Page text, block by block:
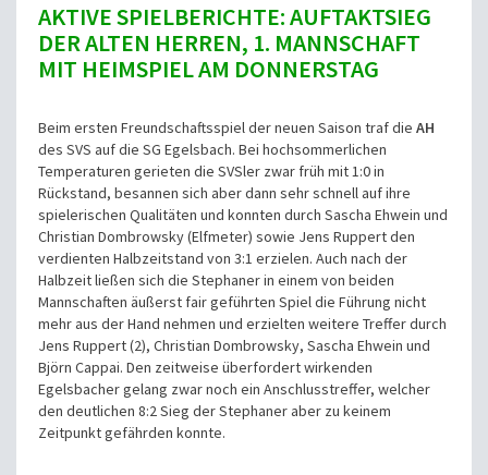
AKTIVE SPIELBERICHTE: AUFTAKTSIEG
DER ALTEN HERREN, 1. MANNSCHAFT
MIT HEIMSPIEL AM DONNERSTAG
Beim ersten Freundschaftsspiel der neuen Saison traf die AH
des SVS auf die SG Egelsbach. Bei hochsommerlichen
Temperaturen gerieten die SVSler zwar früh mit 1:0 in
Rückstand, besannen sich aber dann sehr schnell auf ihre
spielerischen Qualitäten und konnten durch Sascha Ehwein und
Christian Dombrowsky (Elfmeter) sowie Jens Ruppert den
verdienten Halbzeitstand von 3:1 erzielen. Auch nach der
Halbzeit ließen sich die Stephaner in einem von beiden
Mannschaften äußerst fair geführten Spiel die Führung nicht
mehr aus der Hand nehmen und erzielten weitere Treffer durch
Jens Ruppert (2), Christian Dombrowsky, Sascha Ehwein und
Björn Cappai. Den zeitweise überfordert wirkenden
Egelsbacher gelang zwar noch ein Anschlusstreffer, welcher
den deutlichen 8:2 Sieg der Stephaner aber zu keinem
Zeitpunkt gefährden konnte.